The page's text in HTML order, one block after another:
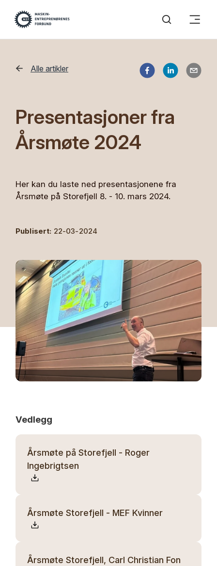
Alle artikler
Presentasjoner fra
Årsmøte 2024
Her kan du laste ned presentasjonene fra
Årsmøte på Storefjell 8. - 10. mars 2024.
Publisert: 22-03-2024
Vedlegg
Årsmøte på Storefjell - Roger
Ingebrigtsen
Årsmøte Storefjell - MEF Kvinner
Årsmøte Storefjell, Carl Christian Fon